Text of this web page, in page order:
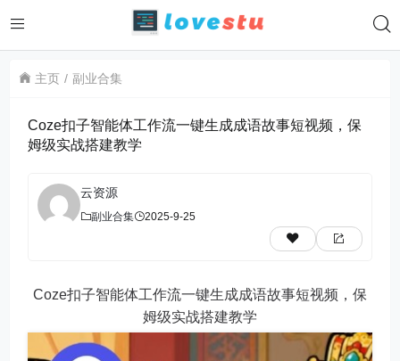
主页 副业合集
Coze扣子智能体工作流一键生成成语故事短视频，保
姆级实战搭建教学
云资源
副业合集 2025-9-25
Coze扣子智能体工作流一键生成成语故事短视频，保
姆级实战搭建教学